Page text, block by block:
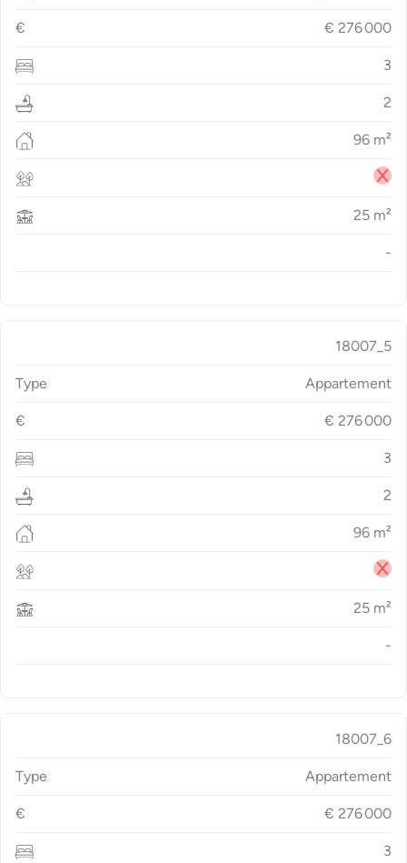
€ € 276 000
3
2
96 m²
25 m²
-
18007_5
Type Appartement
€ € 276 000
3
2
96 m²
25 m²
-
18007_6
Type Appartement
€ € 276 000
3